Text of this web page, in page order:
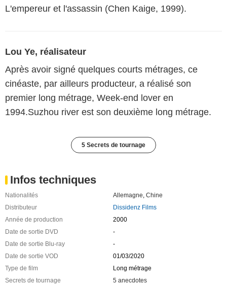
L'empereur et l'assassin (Chen Kaige, 1999).
Lou Ye, réalisateur
Après avoir signé quelques courts métrages, ce
cinéaste, par ailleurs producteur, a réalisé son
premier long métrage, Week-end lover en
1994.Suzhou river est son deuxième long métrage.
5 Secrets de tournage
Infos techniques
Nationalités Allemagne Chine
Distributeur
Dissidenz Films
Année de production
2000
Date de sortie DVD
-
Date de sortie Blu-ray
-
Date de sortie VOD
01/03/2020
Type de film
Long métrage
Secrets de tournage
5 anecdotes